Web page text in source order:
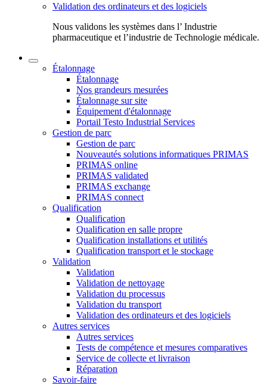
Validation des ordinateurs et des logiciels
Nous validons les systèmes dans l’ Industrie
pharmaceutique et l’industrie de Technologie médicale.
Étalonnage
Étalonnage
Nos grandeurs mesurées
Étalonnage sur site
Équipement d'étalonnage
Portail Testo Industrial Services
Gestion de parc
Gestion de parc
Nouveautés solutions informatiques PRIMAS
PRIMAS online
PRIMAS validated
PRIMAS exchange
PRIMAS connect
Qualification
Qualification
Qualification en salle propre
Qualification installations et utilités
Qualification transport et le stockage
Validation
Validation
Validation de nettoyage
Validation du processus
Validation du transport
Validation des ordinateurs et des logiciels
Autres services
Autres services
Tests de compétence et mesures comparatives
Service de collecte et livraison
Réparation
Savoir-faire